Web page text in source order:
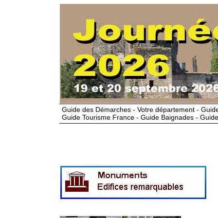
Guide des Démarches - Votre département -
Guide Tourisme France - Guide Baignades -